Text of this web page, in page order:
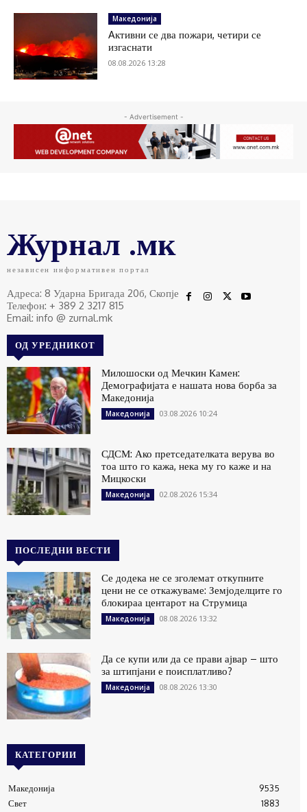
Македонија
Aктивни се два пожари, четири се
изгаснати
08.08.2026 13:28
- Advertisement -
Журнал .мк
независен информативен портал
Адреса: 8 Ударна Бригада 20б, Скопје
Телефон: + 389 2 3217 815
Email: info @ zurnal.mk
ОД УРЕДНИКОТ
Милошоски од Мечкин Камен:
Демографијата е нашата нова борба за
Македонија
Македонија 03.08.2026 10:24
СДСМ: Ако претседателката верува во
тоа што го кажа, нека му го каже и на
Мицкоски
Македонија 02.08.2026 15:34
ПОСЛЕДНИ ВЕСТИ
Се додека не се зголемат откупните
цени не се откажуваме: Земјоделците го
блокираа центарот на Струмица
Македонија 08.08.2026 13:32
Да се купи или да се прави ајвар – што
за штипјани е поисплатливо?
Македонија 08.08.2026 13:30
КАТЕГОРИИ
Македонија
9535
Свет
1883